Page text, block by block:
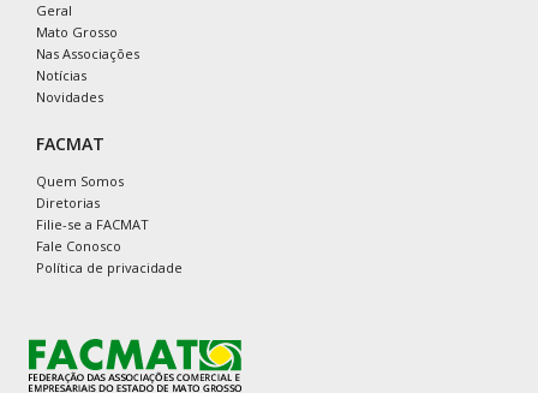
Geral
Mato Grosso
Nas Associações
Notícias
Novidades
FACMAT
Quem Somos
Diretorias
Filie-se a FACMAT
Fale Conosco
Política de privacidade